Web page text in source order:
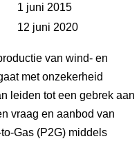
1 juni 2015
12 juni 2020
van wind- en
met onzekerheid
leiden tot een gebrek aan
vraag en aanbod van
Gas (P2G) middels